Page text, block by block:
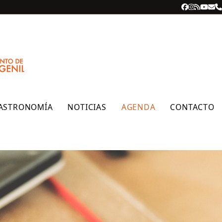
Facebook
RSS
NOTICIAS AGENDA CONTACTO